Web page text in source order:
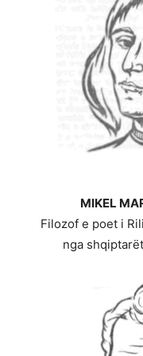
MIKEL
Filozof e poet i
nga